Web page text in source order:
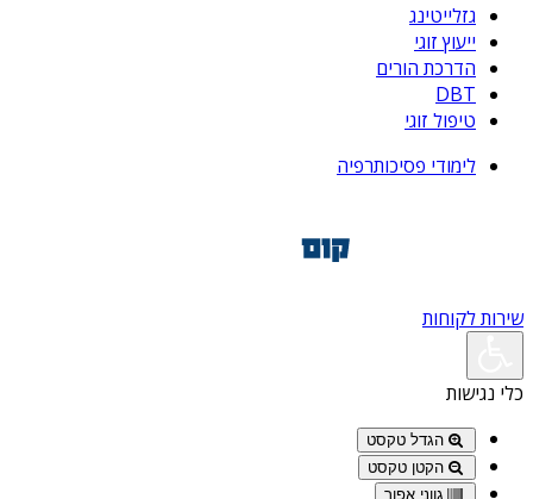
גזלייטינג
ייעוץ זוגי
הדרכת הורים
DBT
טיפול זוגי
לימודי פסיכותרפיה
שירות לקוחות
כלי נגישות
הגדל טקסט
הקטן טקסט
גווני אפור